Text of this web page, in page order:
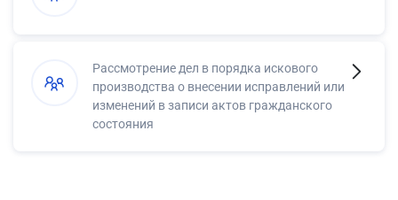
Рассмотрение дел в порядка искового
производства о внесении исправлений или
изменений в записи актов гражданского
состояния